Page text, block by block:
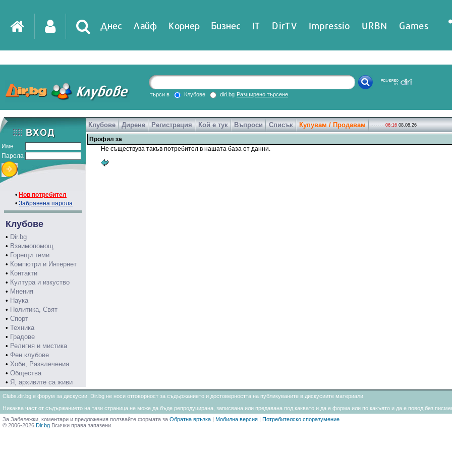
Днес Лайф Корнер Бизнес IT DirTV Impressio URBN Games
търси в Клубове diri.bg Разширено търсене
Име
Парола
• Нов потребител
• Забравена парола
Клубове
• Dir.bg
• Взаимопомощ
• Горещи теми
• Компютри и Интернет
• Контакти
• Култура и изкуство
• Мнения
• Наука
• Политика, Свят
• Спорт
• Техника
• Градове
• Религия и мистика
• Фен клубове
• Хоби, Развлечения
• Общества
• Я, архивите са живи
Клубове Дирене Регистрация Кой е тук Въпроси Списък Купувам / Продавам 06:16 08.08.26
Профил за
Не съществува такъв потребител в нашата база от данни.
Clubs.dir.bg е форум за дискусии. Dir.bg не носи отговорност за съдържанието и достоверността на публикуваните в дискусиите материали.
Никаква част от съдържанието на тази страница не може да бъде репродуцирана, записвана или предавана под каквато и да е форма или по какъвто и да е повод без
За Забележки, коментари и предложения ползвайте формата за Обратна връзка | Мобилна версия | Потребителско споразумение
© 2006-2026 Dir.bg Всички права запазени.